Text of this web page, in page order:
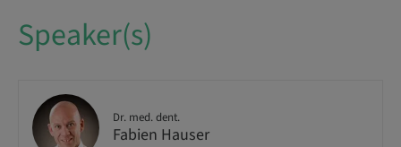
Speaker(s)
Dr. med. dent.
Fabien Hauser